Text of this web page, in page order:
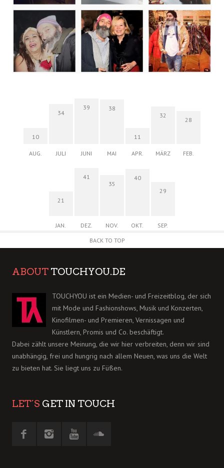
10
AUG.
34
JULI
39
JUNI
38
MAI
11
APR.
32
MÄRZ
28
FEB.
21
JAN.
41
DEZ.
35
NOV.
40
OKT.
29
SEP.
BACK TO TOP
ABOUT TOUCHYOU.DE
TOUCHYOU ist ein Medien- und Freizeitblog, der sich
mit Mode und Fashionshows, Musik und Konzerten,
Kinofilmen- und Premieren, Vernissagen und
Künstlern, Promis und Co. beschäftigt.
Dabei zählt unsere Meinung, die wir hier verbreiten, denn wir sind
unabhängig, frei und hungrig nach allem Neuen, was uns die Welt
zu bieten hat. Sie liegt uns zu Füßen.
LET´S GET IN TOUCH